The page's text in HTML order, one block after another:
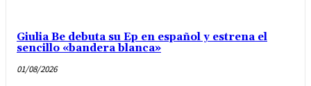
Giulia Be debuta su Ep en español y estrena el
sencillo «bandera blanca»
01/08/2026